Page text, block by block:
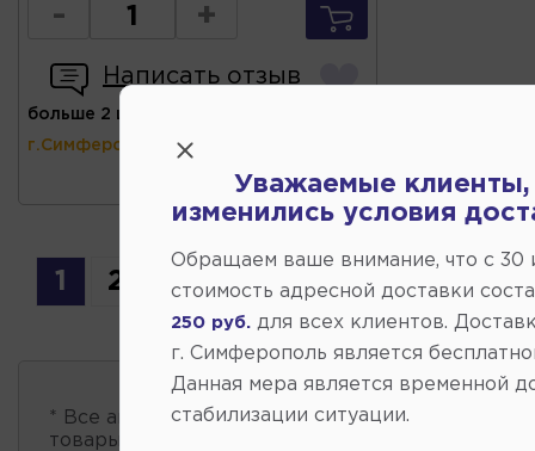
- +
Написать отзыв
больше 2 шт
г.Симферополь)
1 2 3 4
* Все автозапчастиесть в наличии, обновление
товары проходит несколько раз в сутки.
Уважаемые клиенты,
изменились условия
Обращаем ваше внимание, что c 30
стоимость адресной доставки
250 руб. для всех клиентов.
г. Симферополь является
Данная мера является временной
стабилизации ситуации.